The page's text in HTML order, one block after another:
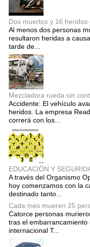
Dos muertos y 16
Al menos dos personas
resultaron heridas a
tarde de...
Mezcladora rueda sin
Accidente: El vehículo
heridos. La empresa
correrá con los...
EDUCACIÓN Y
A través del Organismo
hoy comenzamos con la
destinado tanto...
Cada mes mueren 25
Catorce personas
tras el
internacional T...